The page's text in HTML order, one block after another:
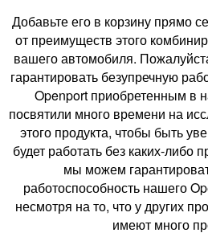
Добавьте его в корзину прямо
от преимуществ этого
вашего автомобиля.
гарантировать безупречную
Openport приобретенным в
посвятили много времени на
этого продукта, чтобы быть
будет работать без каких-либо
мы можем
работоспособность нашего
несмотря на то, что у других
имеют много